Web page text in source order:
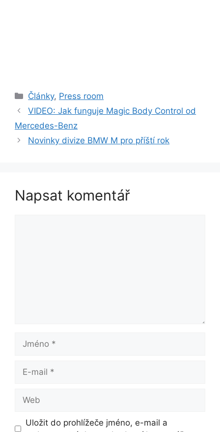
Rubriky
Články, Press room
VIDEO: Jak funguje Magic Body Control od
Mercedes-Benz
Novinky divize BMW M pro příští rok
Napsat komentář
Jméno
mail
Uložit do prohlížeče jméno, e-mail a